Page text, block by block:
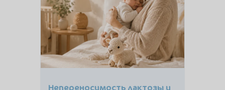
Непереносимость лактозы и